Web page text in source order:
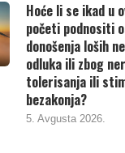
Hoće li se ikad u
početi podnositi
donošenja loših
odluka ili zbog
tolerisanja ili
bezakonja?
5. Avgusta 2026.